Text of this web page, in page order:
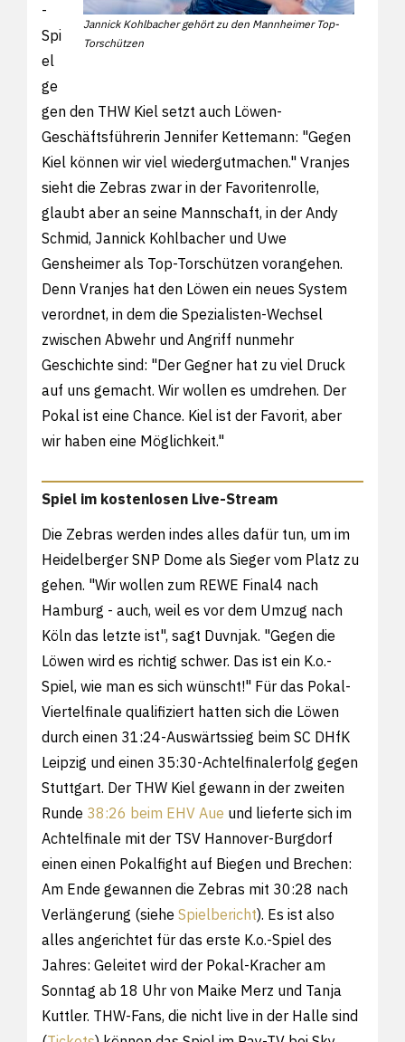
Jannick Kohlbacher gehört zu den Mannheimer Top-
Torschützen
-
Spi
el
ge
gen den THW Kiel setzt auch Löwen-
Geschäftsführerin Jennifer Kettemann: "Gegen
Kiel können wir viel wiedergutmachen." Vranjes
sieht die Zebras zwar in der Favoritenrolle,
glaubt aber an seine Mannschaft, in der Andy
Schmid, Jannick Kohlbacher und Uwe
Gensheimer als Top-Torschützen vorangehen.
Denn Vranjes hat den Löwen ein neues System
verordnet, in dem die Spezialisten-Wechsel
zwischen Abwehr und Angriff nunmehr
Geschichte sind: "Der Gegner hat zu viel Druck
auf uns gemacht. Wir wollen es umdrehen. Der
Pokal ist eine Chance. Kiel ist der Favorit, aber
wir haben eine Möglichkeit."
Spiel im kostenlosen Live-Stream
Die Zebras werden indes alles dafür tun, um im
Heidelberger SNP Dome als Sieger vom Platz zu
gehen. "Wir wollen zum REWE Final4 nach
Hamburg - auch, weil es vor dem Umzug nach
Köln das letzte ist", sagt Duvnjak. "Gegen die
Löwen wird es richtig schwer. Das ist ein K.o.-
Spiel, wie man es sich wünscht!" Für das Pokal-
Viertelfinale qualifiziert hatten sich die Löwen
durch einen 31:24-Auswärtssieg beim SC DHfK
Leipzig und einen 35:30-Achtelfinalerfolg gegen
Stuttgart. Der THW Kiel gewann in der zweiten
Runde 38:26 beim EHV Aue und lieferte sich im
Achtelfinale mit der TSV Hannover-Burgdorf
einen einen Pokalfight auf Biegen und Brechen:
Am Ende gewannen die Zebras mit 30:28 nach
Verlängerung (siehe Spielbericht). Es ist also
alles angerichtet für das erste K.o.-Spiel des
Jahres: Geleitet wird der Pokal-Kracher am
Sonntag ab 18 Uhr von Maike Merz und Tanja
Kuttler. THW-Fans, die nicht live in der Halle sind